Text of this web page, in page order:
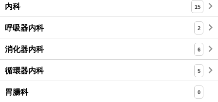
内科 15
呼吸器内科 2
消化器内科 6
循環器内科 5
胃腸科 0